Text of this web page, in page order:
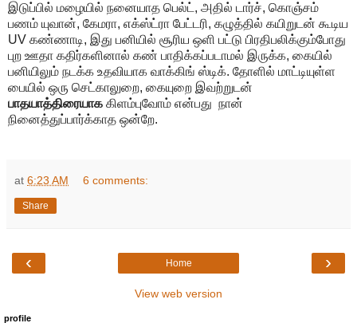
இடுப்பில் மழையில் நனையாத பெல்ட், அதில் டார்ச், கொஞ்சம்
பணம் யுவான், கேமரா, எக்ஸ்ட்ரா பேட்டரி, கழுத்தில் கயிறுடன் கூடிய
UV கண்ணாடி, இது பனியில் சூரிய ஒளி பட்டு பிரதிபலிக்கும்போது
புற ஊதா கதிர்களினால் கண் பாதிக்கப்படாமல் இருக்க, கையில்
பனியிலும் நடக்க உதவியாக வாக்கிங் ஸ்டிக். தோளில் மாட்டியுள்ள
பையில் ஒரு செட்காலுறை, கையுறை இவற்றுடன்
பாதயாத்திரையாக கிளம்புவோம் என்பது நான்
நினைத்துப்பார்க்காத ஒன்றே.
at 6:23 AM 6 comments:
Share
‹ ›
Home
View web version
profile